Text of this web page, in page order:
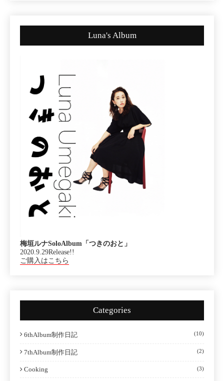
Luna's Album
梅垣ルナSoloAlbum「つきのおと」
2020.9.29Release!!
ご購入はこちら
Categories
6thAlbum制作日記 (10)
7thAlbum制作日記 (2)
Cooking (3)